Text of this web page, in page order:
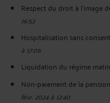
Respect du droit à l'image
16:52
Hospitalisation sans
à 17:06
Liquidation du régime
Non-paiement de la
févr. 2024 à 12:40